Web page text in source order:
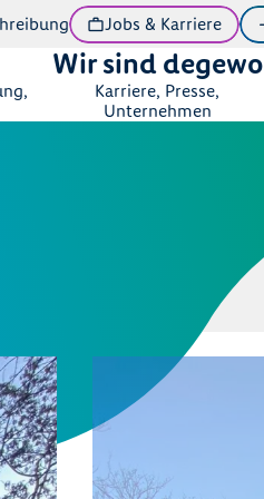
Jobs & Karriere
Wir sind degewo
Karriere, Presse,
Unternehmen